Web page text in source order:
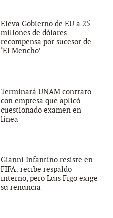
Eleva Gobierno de EU a 25
millones de dólares
recompensa por sucesor de
‘El Mencho’
Terminará UNAM contrato
con empresa que aplicó
cuestionado examen en
línea
Gianni Infantino resiste en
FIFA: recibe respaldo
interno, pero Luis Figo exige
su renuncia